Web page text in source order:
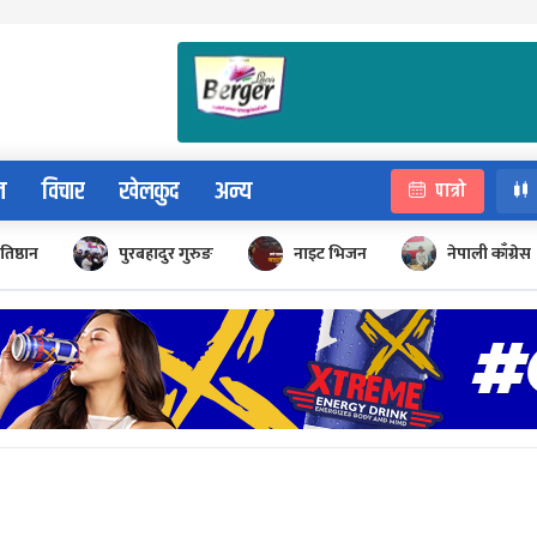
विचार खेलकुद अन्य पात्रो
पुरबहादुर गुरुङ नाइट भिजन नेपाली काँग्रेस